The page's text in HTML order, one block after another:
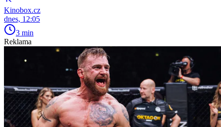
Kinobox.cz
dnes, 12:05
3 min
Reklama